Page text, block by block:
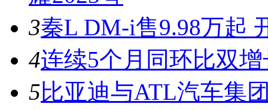
3秦L DM-i售9.98万起
4连续5个月同环比双
5比亚迪与ATL汽车集